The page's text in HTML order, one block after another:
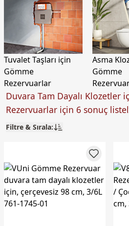
Tuvalet Taşları için
Gömme
Rezervuarlar
Asma
Gömme
Duvara Tam Dayalı Klozetler
Rezervuarlar için 6 sonuç
Filtre & Sırala: